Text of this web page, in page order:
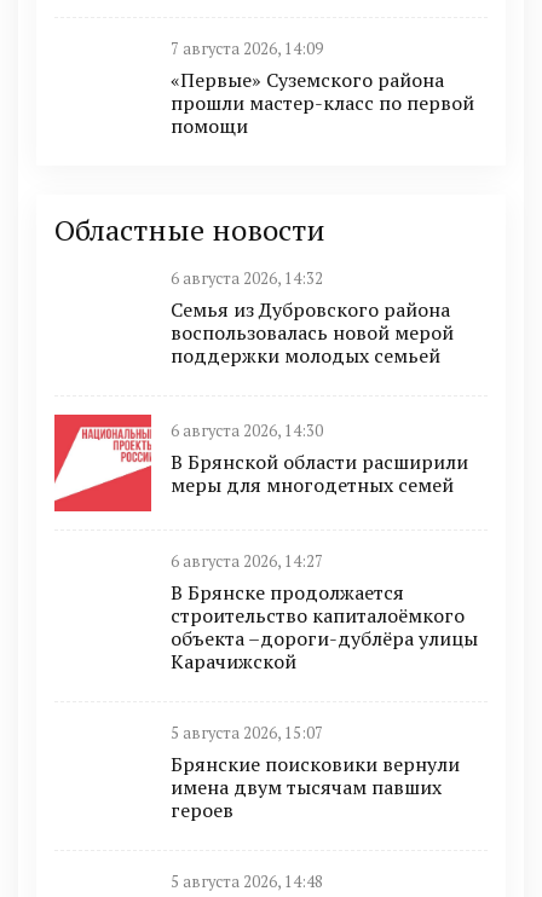
7 августа 2026, 14:09
«Первые» Суземского района
прошли мастер-класс по первой
помощи
Областные новости
6 августа 2026, 14:32
Семья из Дубровского района
воспользовалась новой мерой
поддержки молодых семьей
6 августа 2026, 14:30
В Брянской области расширили
меры для многодетных семей
6 августа 2026, 14:27
В Брянске продолжается
строительство капиталоёмкого
объекта –дороги-дублёра улицы
Карачижской
5 августа 2026, 15:07
Брянские поисковики вернули
имена двум тысячам павших
героев
5 августа 2026, 14:48